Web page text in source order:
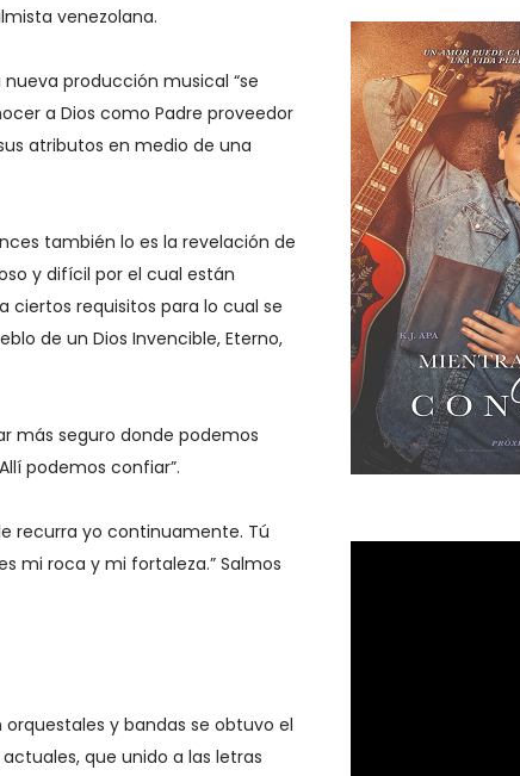
venezolana.
producción musical “se
a Dios como Padre proveedor
atributos en medio de una
también lo es la revelación de
y difícil por el cual están
ciertos requisitos para lo cual se
de un Dios Invencible, Eterno,
más seguro donde podemos
podemos confiar”.
recurra yo continuamente. Tú
mi roca y mi fortaleza.” Salmos
y bandas se obtuvo el
que unido a las letras